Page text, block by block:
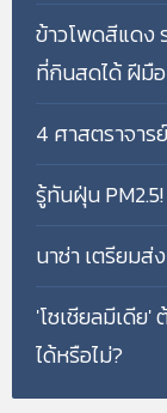
ข้าวโพดสีแดง
ที่กินสดได้ ฝีมื
4 ศาสตราจาร
รู้ทันฝุ่น
นาซ่า เตรียม
'โซเชียลมีเดีย
ได้หรือไม่?